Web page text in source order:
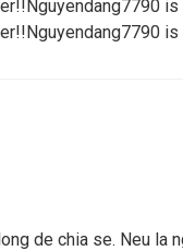
is
de chia se. Neu la